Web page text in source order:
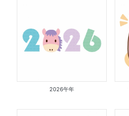
2026午年